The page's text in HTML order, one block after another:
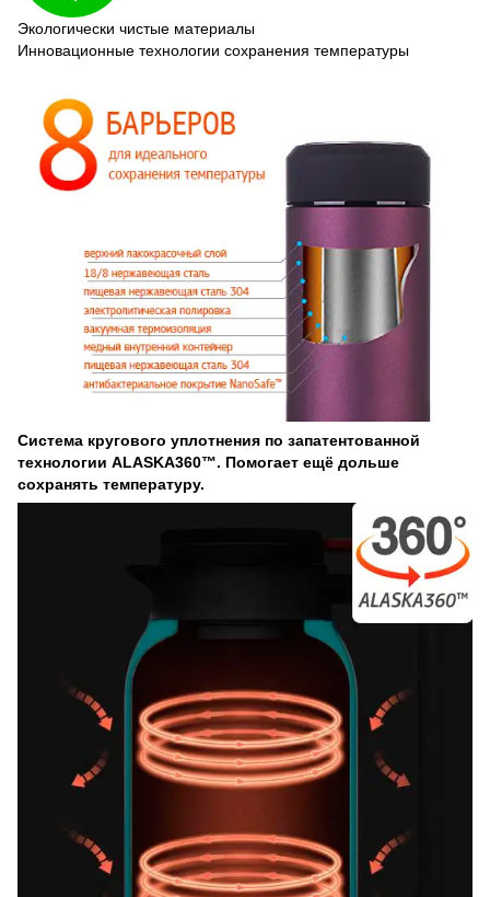
Экологически чистые материалы
Инновационные технологии сохранения температуры
Система кругового уплотнения по запатентованной
технологии ALASKA360™. Помогает ещё дольше
сохранять температуру.